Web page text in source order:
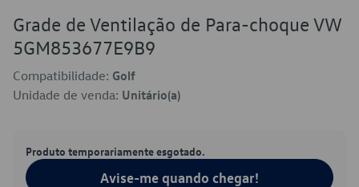
Grade de Ventilação de Para-choque VW
5GM853677E9B9
Compatibilidade: Golf
Unidade de venda: Unitário(a)
Produto temporariamente esgotado.
Avise-me quando chegar!